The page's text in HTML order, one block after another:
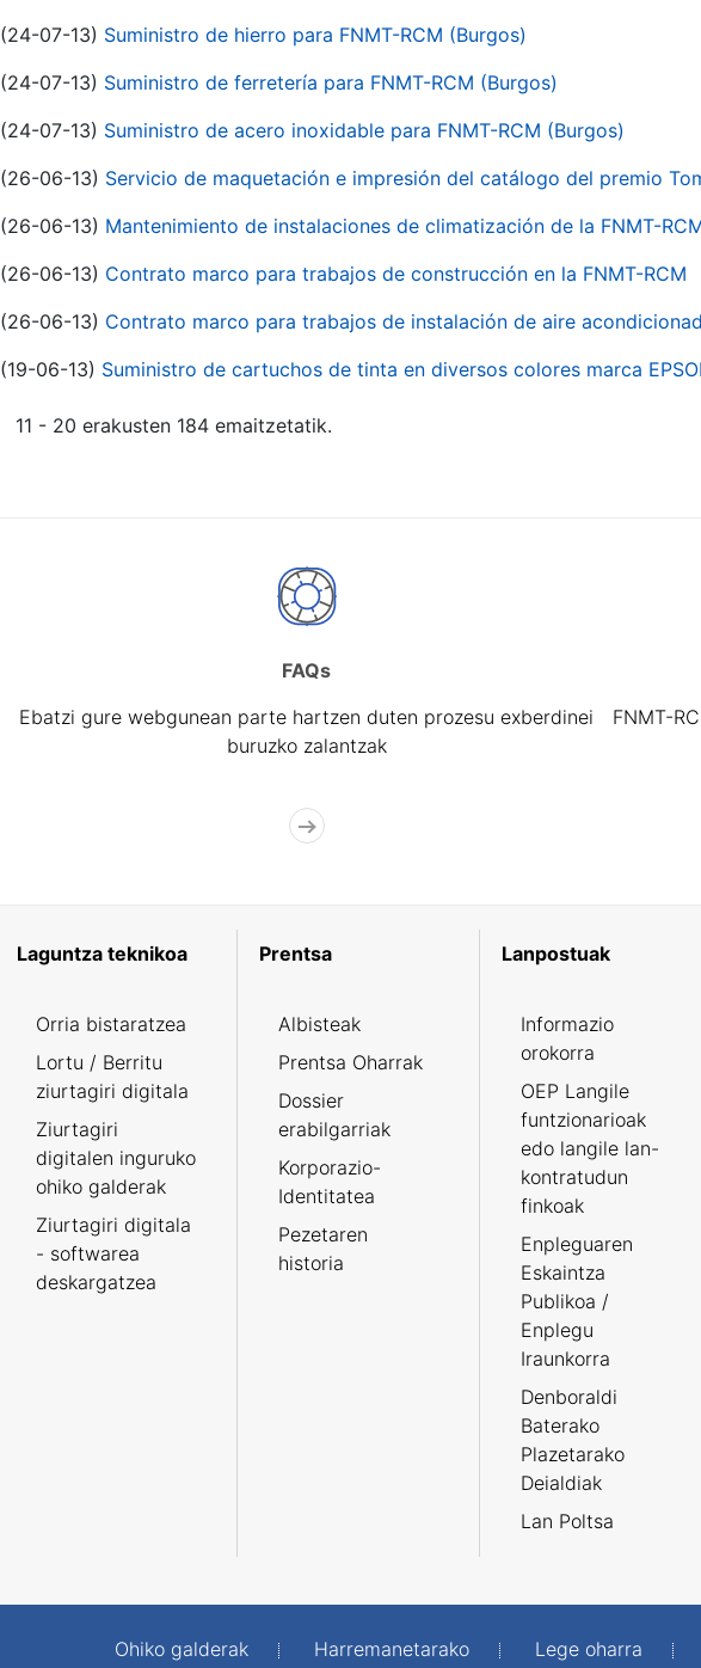
(24-07-13) Suministro de hierro para FNMT-RCM (Burgos)
(24-07-13) Suministro de ferretería para FNMT-RCM (Burgos)
(24-07-13) Suministro de acero inoxidable para FNMT-RCM (Burgos)
(26-06-13) Servicio de maquetación e impresión del catálogo del premio
(26-06-13) Mantenimiento de instalaciones de climatización de la FNMT-
(26-06-13) Contrato marco para trabajos de construcción en la FNMT-RCM
(26-06-13) Contrato marco para trabajos de instalación de aire
(19-06-13) Suministro de cartuchos de tinta en diversos colores marca
11 - 20 erakusten 184 emaitzetatik.
FAQs
Ebatzi gure webgunean parte hartzen duten prozesu exberdinei
buruzko zalantzak
FNMT-
Laguntza teknikoa
Orria bistaratzea
Lortu / Berritu
ziurtagiri digitala
Ziurtagiri
digitalen inguruko
ohiko galderak
Ziurtagiri digitala
- softwarea
deskargatzea
Prentsa
Albisteak
Prentsa Oharrak
Dossier
erabilgarriak
Korporazio-
Identitatea
Pezetaren
historia
Lanpostuak
Informazio
orokorra
OEP Langile
funtzionarioak
edo langile lan-
kontratudun
finkoak
Enpleguaren
Eskaintza
Publikoa /
Enplegu
Iraunkorra
Denboraldi
Baterako
Plazetarako
Deialdiak
Lan Poltsa
Ohiko galderak Harremanetarako Lege oharra